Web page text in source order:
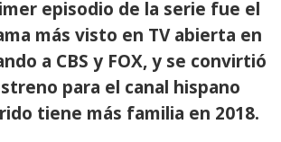
episodio de la serie fue el
más visto en TV abierta en
a CBS y FOX, y se convirtió
para el canal hispano
tiene más familia en 2018.